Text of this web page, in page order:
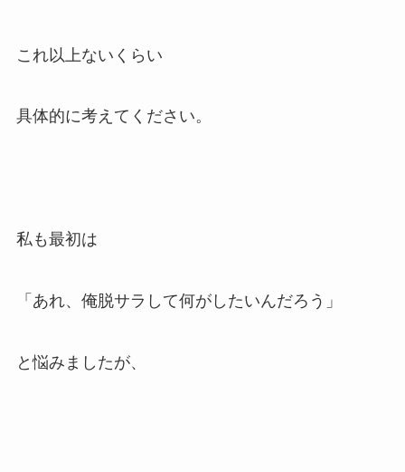
これ以上ないくらい
具体的に考えてください。
私も最初は
「あれ、俺脱サラして何がしたいんだろう」
と悩みましたが、